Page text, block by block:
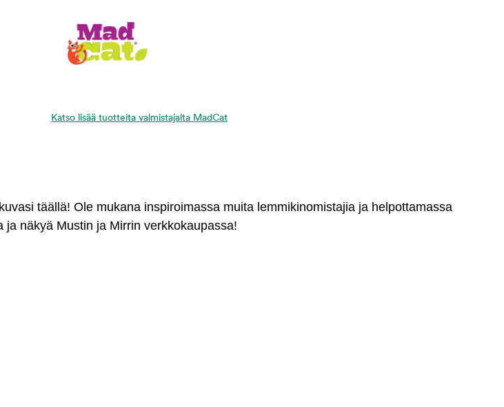
Katso lisää tuotteita valmistajalta MadCat
täällä! Ole mukana inspiroimassa muita lemmikinomistajia ja helpottamassa
näkyä Mustin ja Mirrin verkkokaupassa!